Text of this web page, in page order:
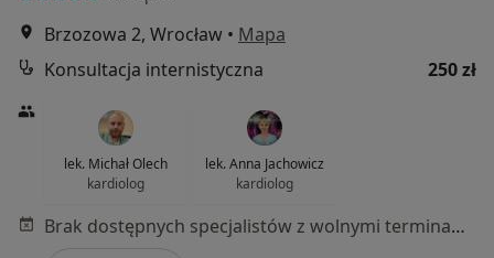
Brzozowa 2, Wrocław • Mapa
Konsultacja internistyczna
250 zł
lek. Michał Olech
kardiolog
lek. Anna Jachowicz
kardiolog
Brak dostępnych specjalistów z wolnymi terminami w tym centrum medycznym.